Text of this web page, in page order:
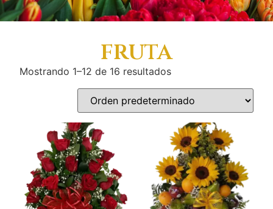
fruta
Mostrando 1–12 de 16 resultados